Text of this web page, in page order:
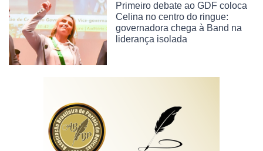
Primeiro debate ao GDF coloca
Celina no centro do ringue:
governadora chega à Band na
liderança isolada